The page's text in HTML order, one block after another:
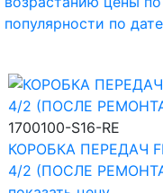
популярности по
1700100-S16-RE
КОРОБКА ПЕРЕДАЧ
4/2 (ПОСЛЕ